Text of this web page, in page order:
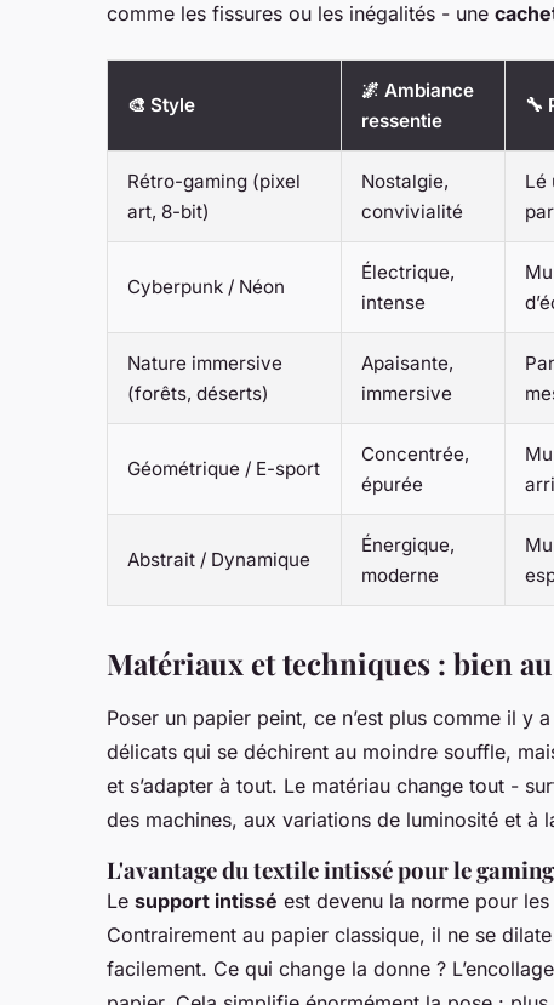
comme les fissures ou les inégalités - une
🎨 Style
🌌 Ambiance
ressentie
🔧
Rétro-gaming (pixel
art, 8-bit)
Nostalgie,
convivialité
Lé
Cyberpunk / Néon
Électrique,
intense
Nature immersive
(forêts, déserts)
Apaisante,
immersive
Géométrique / E-sport
Concentrée,
épurée
Abstrait / Dynamique
Énergique,
moderne
Matériaux et techniques : bien
Poser un papier peint, ce n’est plus comme il y
délicats qui se déchirent au moindre souffle,
et s’adapter à tout. Le matériau change tout -
des machines, aux variations de luminosité et à
L'avantage du textile intissé pour le gaming
Le support intissé est devenu la norme pour
Contrairement au papier classique, il ne se
facilement. Ce qui change la donne ?